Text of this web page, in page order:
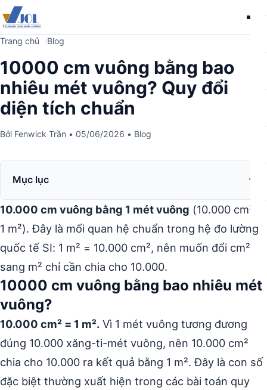
Trang chủ Blog
10000 cm vuông bằng bao
nhiêu mét vuông? Quy đổi
diện tích chuẩn
Bởi Fenwick Trần • 05/06/2026 • Blog
Mục lục
10.000 cm vuông bằng 1 mét vuông (10.000 cm² =
1 m²). Đây là mối quan hệ chuẩn trong hệ đo lường
quốc tế SI: 1 m² = 10.000 cm², nên muốn đổi cm²
sang m² chỉ cần chia cho 10.000.
10000 cm vuông bằng bao nhiêu mét
vuông?
10.000 cm² = 1 m². Vì 1 mét vuông tương đương
đúng 10.000 xăng-ti-mét vuông, nên 10.000 cm²
chia cho 10.000 ra kết quả bằng 1 m². Đây là con số
đặc biệt thường xuất hiện trong các bài toán quy